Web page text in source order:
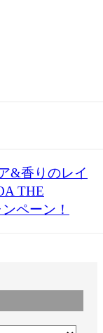
&香りのレイ
THE
ペーン！